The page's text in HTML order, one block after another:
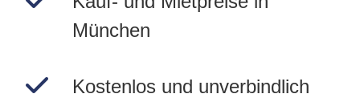
München
Kostenlos und unverbindlich